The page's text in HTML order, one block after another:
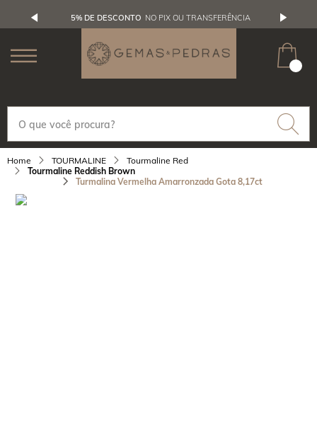
5% DE DESCONTO NO PIX OU TRANSFERÊNCIA
TOURMALINE
Tourmaline Red
Tourmaline Reddish Brown
Turmalina Vermelha Amarronzada Gota 8,17ct